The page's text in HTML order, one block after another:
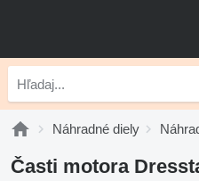
Náhradné diely
Časti motora